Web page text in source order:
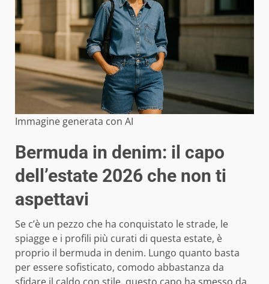
Immagine generata con AI
Bermuda in denim: il capo
dell’estate 2026 che non ti
aspettavi
Se c’è un pezzo che ha conquistato le strade, le
spiagge e i profili più curati di questa estate, è
proprio il bermuda in denim. Lungo quanto basta
per essere sofisticato, comodo abbastanza da